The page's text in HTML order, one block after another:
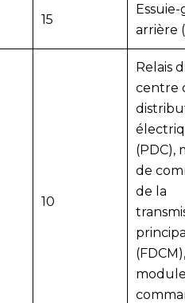
15
arrière
10
Relais
centre
(PDC),
de
de la
(FDCM),